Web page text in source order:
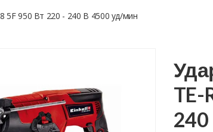
5F 950 Вт 220 - 240 В 4500 уд/мин
TE-